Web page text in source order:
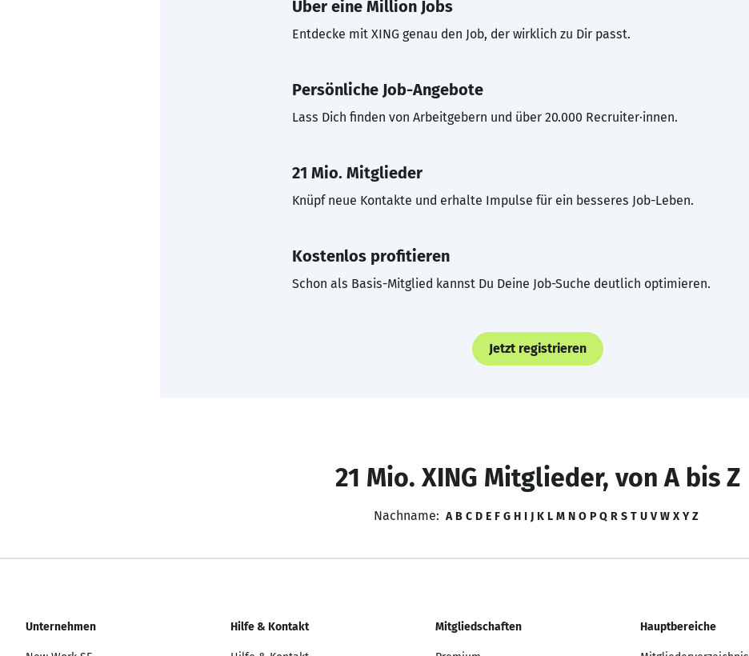
Über eine Million Jobs
Entdecke mit XING genau den Job, der wirklich zu Dir passt.
Persönliche Job-Angebote
Lass Dich finden von Arbeitgebern und über 20.000 Recruiter·innen.
21 Mio. Mitglieder
Knüpf neue Kontakte und erhalte Impulse für ein besseres Job-Leben.
Kostenlos profitieren
Schon als Basis-Mitglied kannst Du Deine Job-Suche deutlich optimieren.
Jetzt registrieren
21 Mio. XING Mitglieder, von A bis Z
Nachname: A B C D E F G H I J K L M N O P Q R S T U V W X Y Z
Unternehmen Hilfe & Kontakt Mitgliedschaften Hauptbereiche